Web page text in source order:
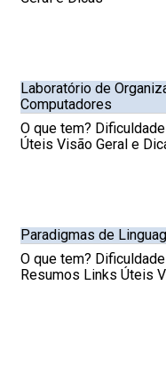
Laboratório de
Computadores
O que tem?
Úteis Visão Geral e
Paradigmas de
O que tem?
Resumos Links Úteis